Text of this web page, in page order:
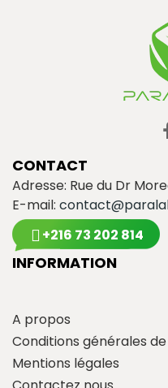
CONTACT
Adresse: Rue du Dr
E-mail:
+216 73 202 814
INFORMATION
A propos
Conditions générales
Mentions légales